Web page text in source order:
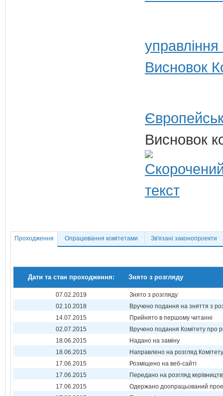
Висновок
Висновок
Проходження Опрацювання комітетами Зв'язані законопроекти
Дати та стан проходження: Знято з розгляду
07.02.2019
Знято з розгляду
02.10.2018
Вручено подання на зняття з
14.07.2015
Прийнято в першому читанні
02.07.2015
Вручено подання Комітету про
18.06.2015
Надано на заміну
18.06.2015
Направлено на розгляд Комітету
17.06.2015
Розміщено на веб-сайті
17.06.2015
Передано на розгляд
17.06.2015
Одержано доопрацьований